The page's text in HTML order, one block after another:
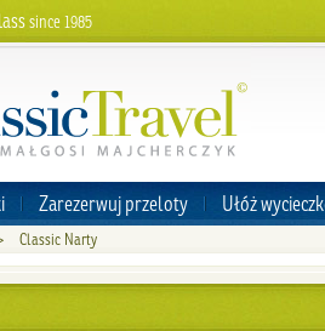
since 1985
Zarezerwuj przeloty Ułóż
Classic Narty